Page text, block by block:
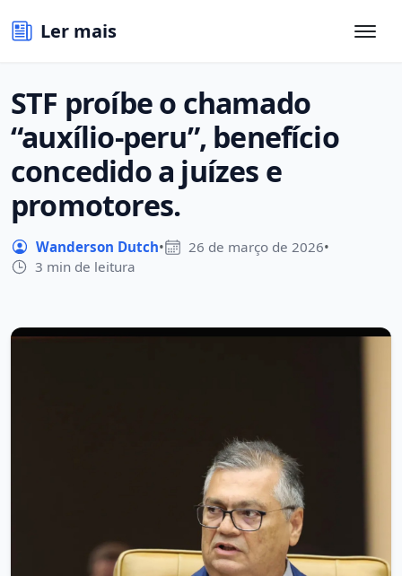
Ler mais
STF proíbe o chamado
“auxílio-peru”, benefício
concedido a juízes e
promotores.
Wanderson Dutch• 26 de março de 2026•
3 min de leitura